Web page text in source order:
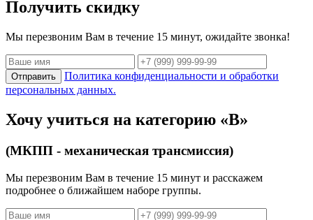
Получить скидку
Мы перезвоним Вам в течение 15 минут, ожидайте звонка!
Отправить
Политика конфиденциальности и обработки
персональных данных.
Хочу учиться на категорию «B»
(МКПП - механическая трансмиссия)
Мы перезвоним Вам в течение 15 минут и расскажем
подробнее о ближайшем наборе группы.